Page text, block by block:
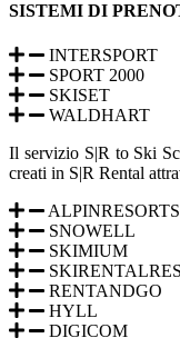
SISTEMI DI
INTERSPORT
SPORT 2000
SKISET
WALDHART
Il servizio S|R to Ski
creati in S|R Rental
ALPINRESORTS
SNOWELL
SKIMIUM
RENTANDGO
HYLL
DIGICOM